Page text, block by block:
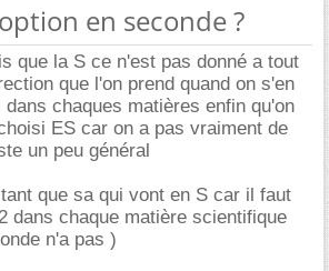
en seconde ?
que la S ce n'est pas donné a tout
que l'on prend quand on s'en
chaques matières enfin qu'on
ES car on a pas vraiment de
un peu général
que sa qui vont en S car il faut
dans chaque matière scientifique
n'a pas )